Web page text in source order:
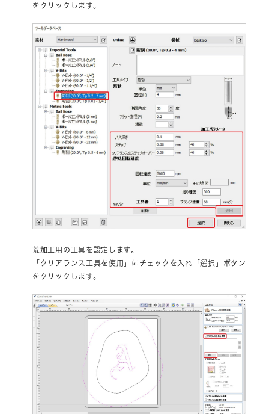
をクリックします。
荒加工用の工具を設定します。
「クリアランス工具を使用」にチェックを入れ「選択」ボタン
をクリックします。